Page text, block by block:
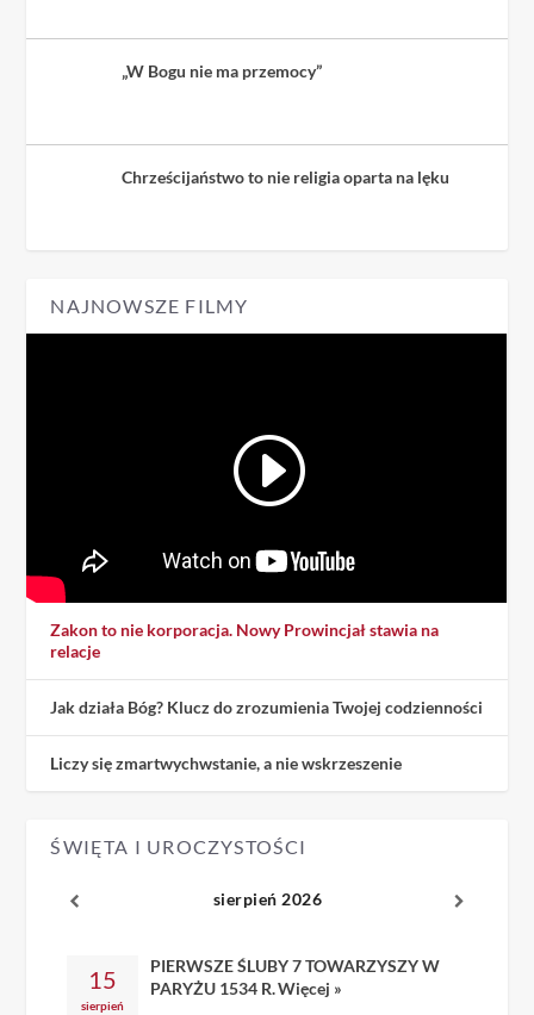
„W Bogu nie ma przemocy”
Chrześcijaństwo to nie religia oparta na lęku
NAJNOWSZE FILMY
Zakon to nie korporacja. Nowy Prowincjał stawia na
relacje
Jak działa Bóg? Klucz do zrozumienia Twojej codzienności
Liczy się zmartwychwstanie, a nie wskrzeszenie
ŚWIĘTA I UROCZYSTOŚCI
sierpień 2026
15
sierpień
PIERWSZE ŚLUBY 7 TOWARZYSZY W
PARYŻU 1534 R.Więcej »